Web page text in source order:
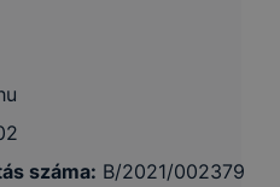
száma: B/2021/002379